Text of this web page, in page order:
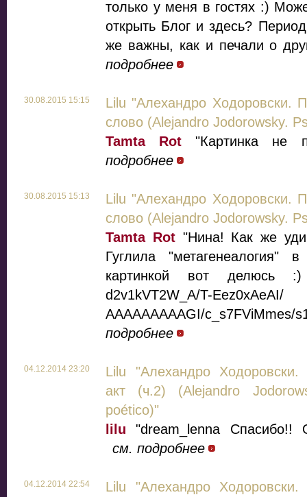
только у меня в гостях :)
открыть Блог и здесь?
же важны, как и печали о
подробнее
30.08.2015 15:15
Lilu "Алехандро Ходоровски.
слово (Alejandro Jodorowsky.
Tamta Rot "Картинка
подробнее
30.08.2015 15:13
Lilu "Алехандро Ходоровски.
слово (Alejandro Jodorowsky.
Tamta Rot"Нина! Как же
Гуглила "метагенеалогия"
картинкой вот делюсь :)
d2v1kVT2W_A/T-Eez0xAeAI/
AAAAAAAAAGI/
подробнее
04.12.2014 23:20
Lilu "Алехандро Ходоровски.
акт (ч.2) (Alejandro
poético)"
lilu "dream_lenna Спасибо!!
см. подробнее
04.12.2014 22:54
Lilu "Алехандро Ходоровски.